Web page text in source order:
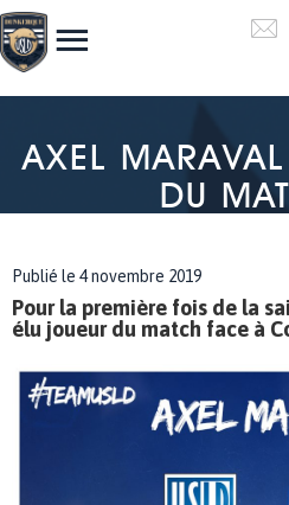
AXEL
DU
Publié le 4 novembre 2019
Pour la première fois de la
élu joueur du match face à